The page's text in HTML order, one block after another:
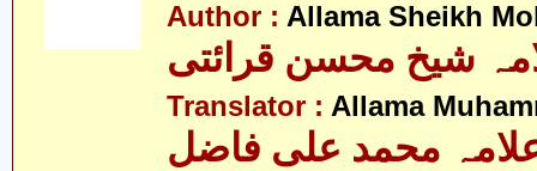
Author : Allama Sheikh
شیخ محسن قرائتی
Translator : Allama
محمد علی فاضل